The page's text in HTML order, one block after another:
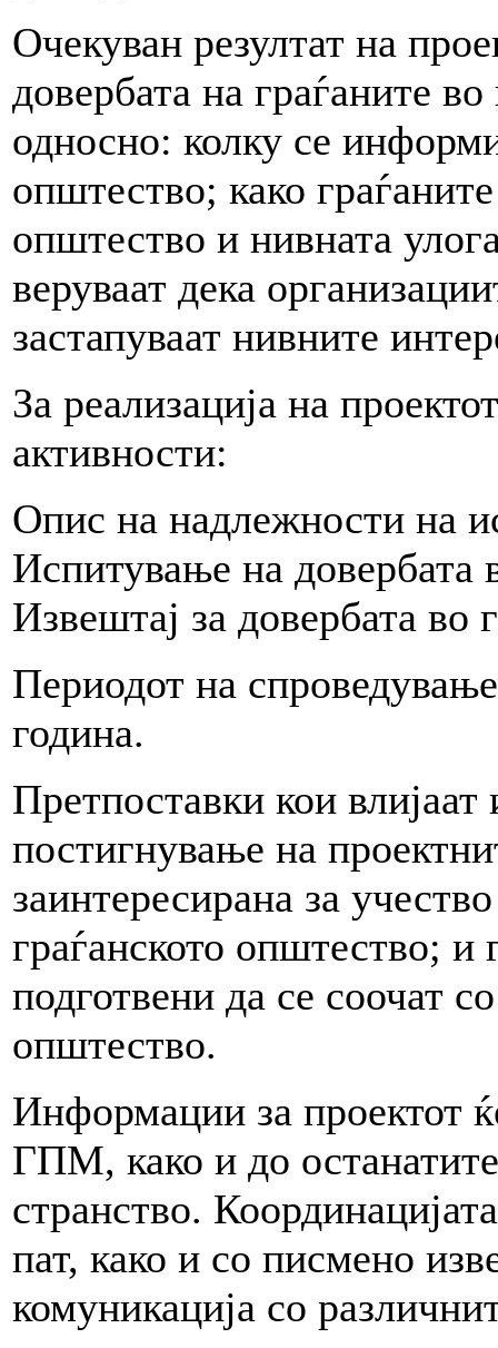
Очекуван резултат на
довербата на граѓаните
односно: колку се
општество; како
општество и нивната
веруваат дека
застапуваат нивните
За реализација на
активности:
Опис на надлежности на
Испитување на довербата
Извештај за довербата во
Периодот на
година.
Претпоставки кои
постигнување на
заинтересирана за
граѓанското општество; и
подготвени да се соочат
општество.
Информации за проектот
ГПМ, како и до
странство.
пат, како и со писмено
комуникација со